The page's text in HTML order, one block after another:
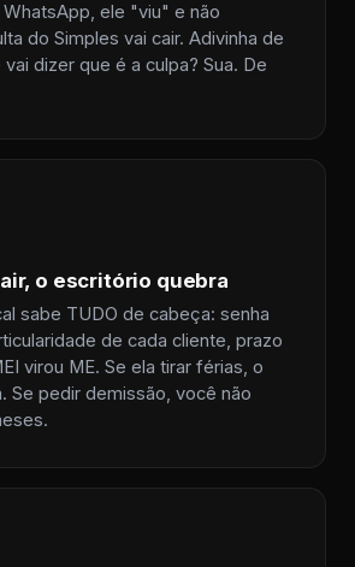
ele "viu" e não
do Simples vai cair. Adivinha de
dizer que é a culpa? Sua. De
o escritório quebra
sabe TUDO de cabeça: senha
de cada cliente, prazo
virou ME. Se ela tirar férias, o
Se pedir demissão, você não